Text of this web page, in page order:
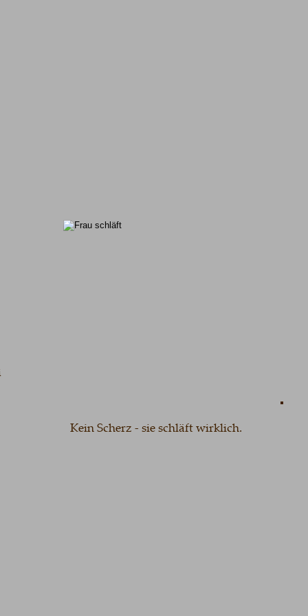
Kein Scherz - sie schläft wirklich.